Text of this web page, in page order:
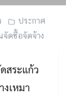
ประกาศ
จัดซื้อจัดจ้าง
สระแก้ว
งเหมา